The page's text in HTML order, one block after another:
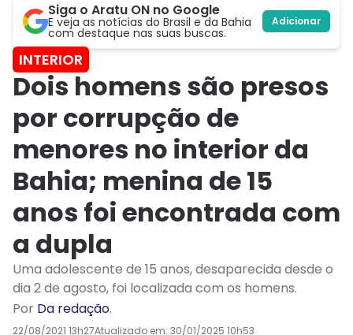
Siga o Aratu ON no Google
E veja as notícias do Brasil e da Bahia
com destaque nas suas buscas.
Adicionar
INTERIOR
Dois homens são presos
por corrupção de
menores no interior da
Bahia; menina de 15
anos foi encontrada com
a dupla
Uma adolescente de 15 anos, desaparecida desde o
dia 2 de agosto, foi localizada com os homens.
Por Da redação.
22/08/2021 13h27Atualizado em: 30/01/2025 10h53